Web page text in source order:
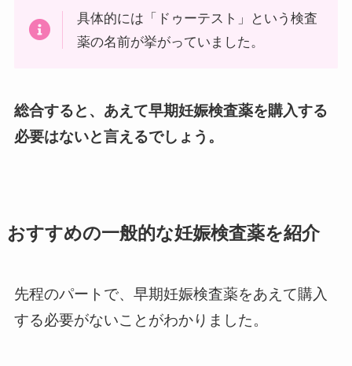
具体的には「ドゥーテスト」という検査
薬の名前が挙がっていました。
総合すると、あえて早期妊娠検査薬を購入する
必要はないと言えるでしょう。
おすすめの一般的な妊娠検査薬を紹介
先程のパートで、早期妊娠検査薬をあえて購入
する必要がないことがわかりました。